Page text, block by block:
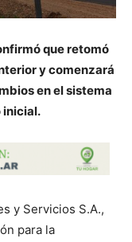
que retomó
y comenzará
en el sistema
inicial.
y Servicios S.A.,
para la